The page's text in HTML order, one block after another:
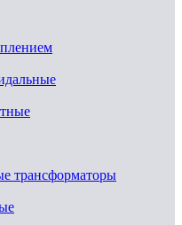
трансформаторы